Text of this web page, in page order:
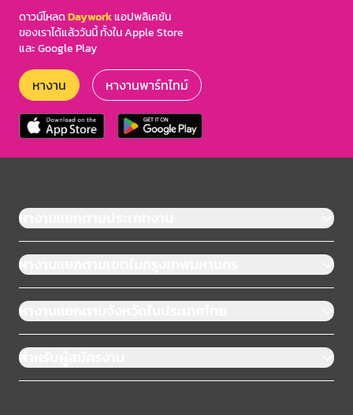
ดาวน์โหลดDayworkแอปพลิเคชัน
ของเราได้แล้ววันนี้ ทั้งใน Apple Store
และ Google Play
หางาน หางานพาร์ทไทม์
หางานแยกตามประเภทงาน
หางานแยกตามเขตในกรุงเทพมหานคร
หางานแยกตามจังหวัดในประเทศไทย
สำหรับผู้สมัครงาน